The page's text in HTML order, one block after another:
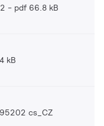
pdf 66.8 kB
kB
cs_CZ